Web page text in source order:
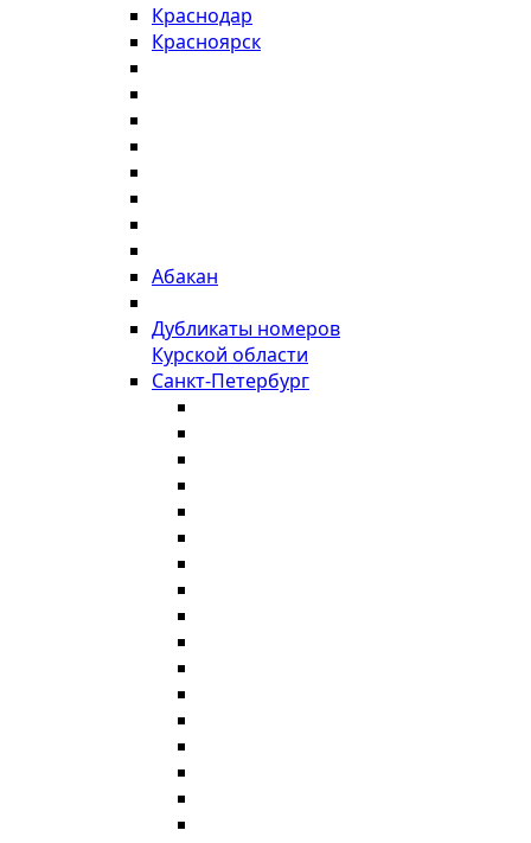
Краснодар
Красноярск
Абакан
Дубликаты номеров
Курской области
Санкт-Петербург